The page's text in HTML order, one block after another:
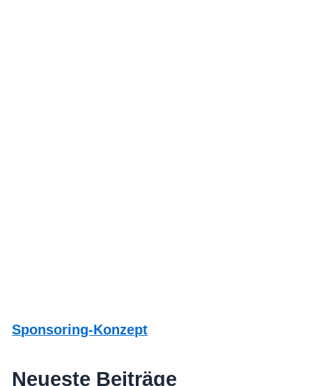
Sponsoring-Konzept
Neueste Beiträge